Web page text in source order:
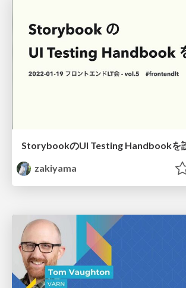
StorybookのUI Testing Handbookを
zakiyama